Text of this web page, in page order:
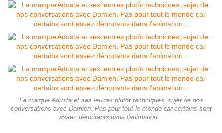
La marque Adusta et ses leurres plutôt techniques, sujet de nos
conversations avec Damien. Pas pour tout le monde car certains sont
assez déroutants dans l'animation...